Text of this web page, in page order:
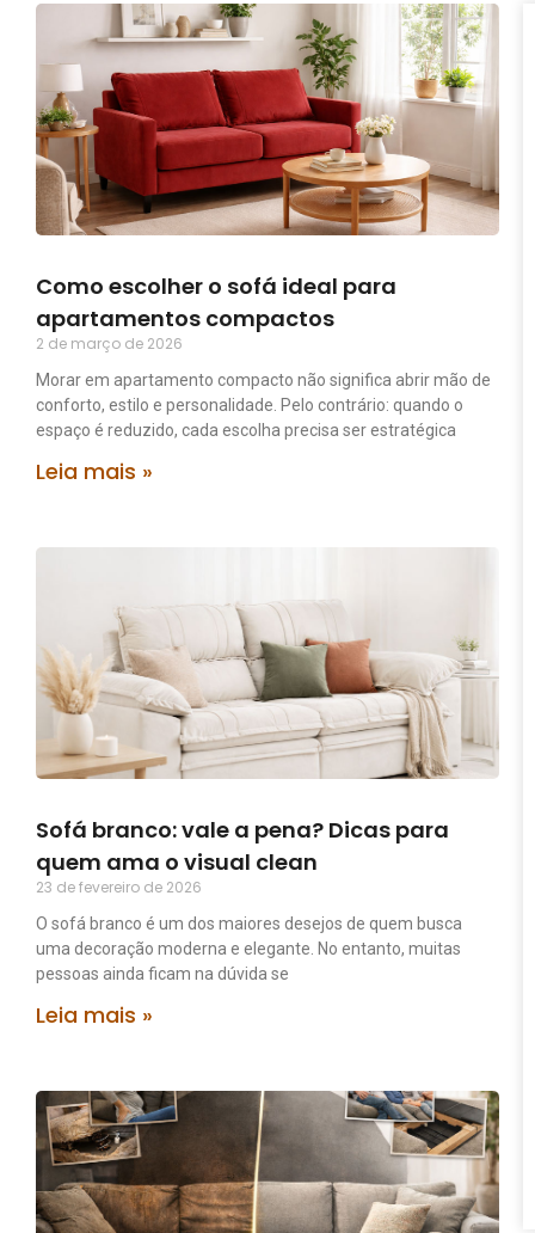
Como escolher o sofá ideal para
apartamentos compactos
2 de março de 2026
Morar em apartamento compacto não significa abrir mão de
conforto, estilo e personalidade. Pelo contrário: quando o
espaço é reduzido, cada escolha precisa ser estratégica
Leia mais »
Sofá branco: vale a pena? Dicas para
quem ama o visual clean
23 de fevereiro de 2026
O sofá branco é um dos maiores desejos de quem busca
uma decoração moderna e elegante. No entanto, muitas
pessoas ainda ficam na dúvida se
Leia mais »